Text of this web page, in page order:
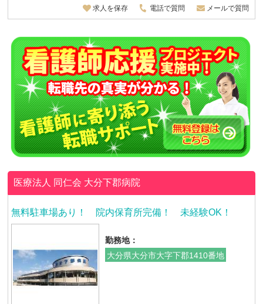
求人を保存 電話で質問 メールで質問
医療法人 同仁会 大分下郡病院
無料駐車場あり！ 院内保育所完備！ 未経験OK！
勤務地：
大分県大分市大字下郡1410番地